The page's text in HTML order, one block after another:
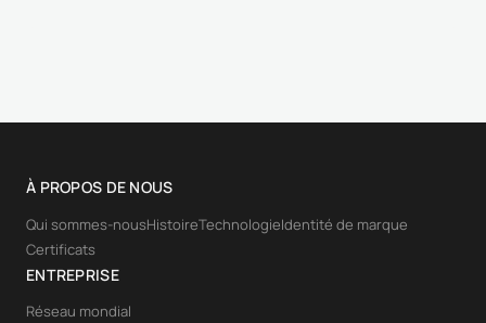
À PROPOS DE NOUS
Qui sommes-nousHistoireTechnologieIdentité de marque
Certificats
ENTREPRISE
Réseau mondial